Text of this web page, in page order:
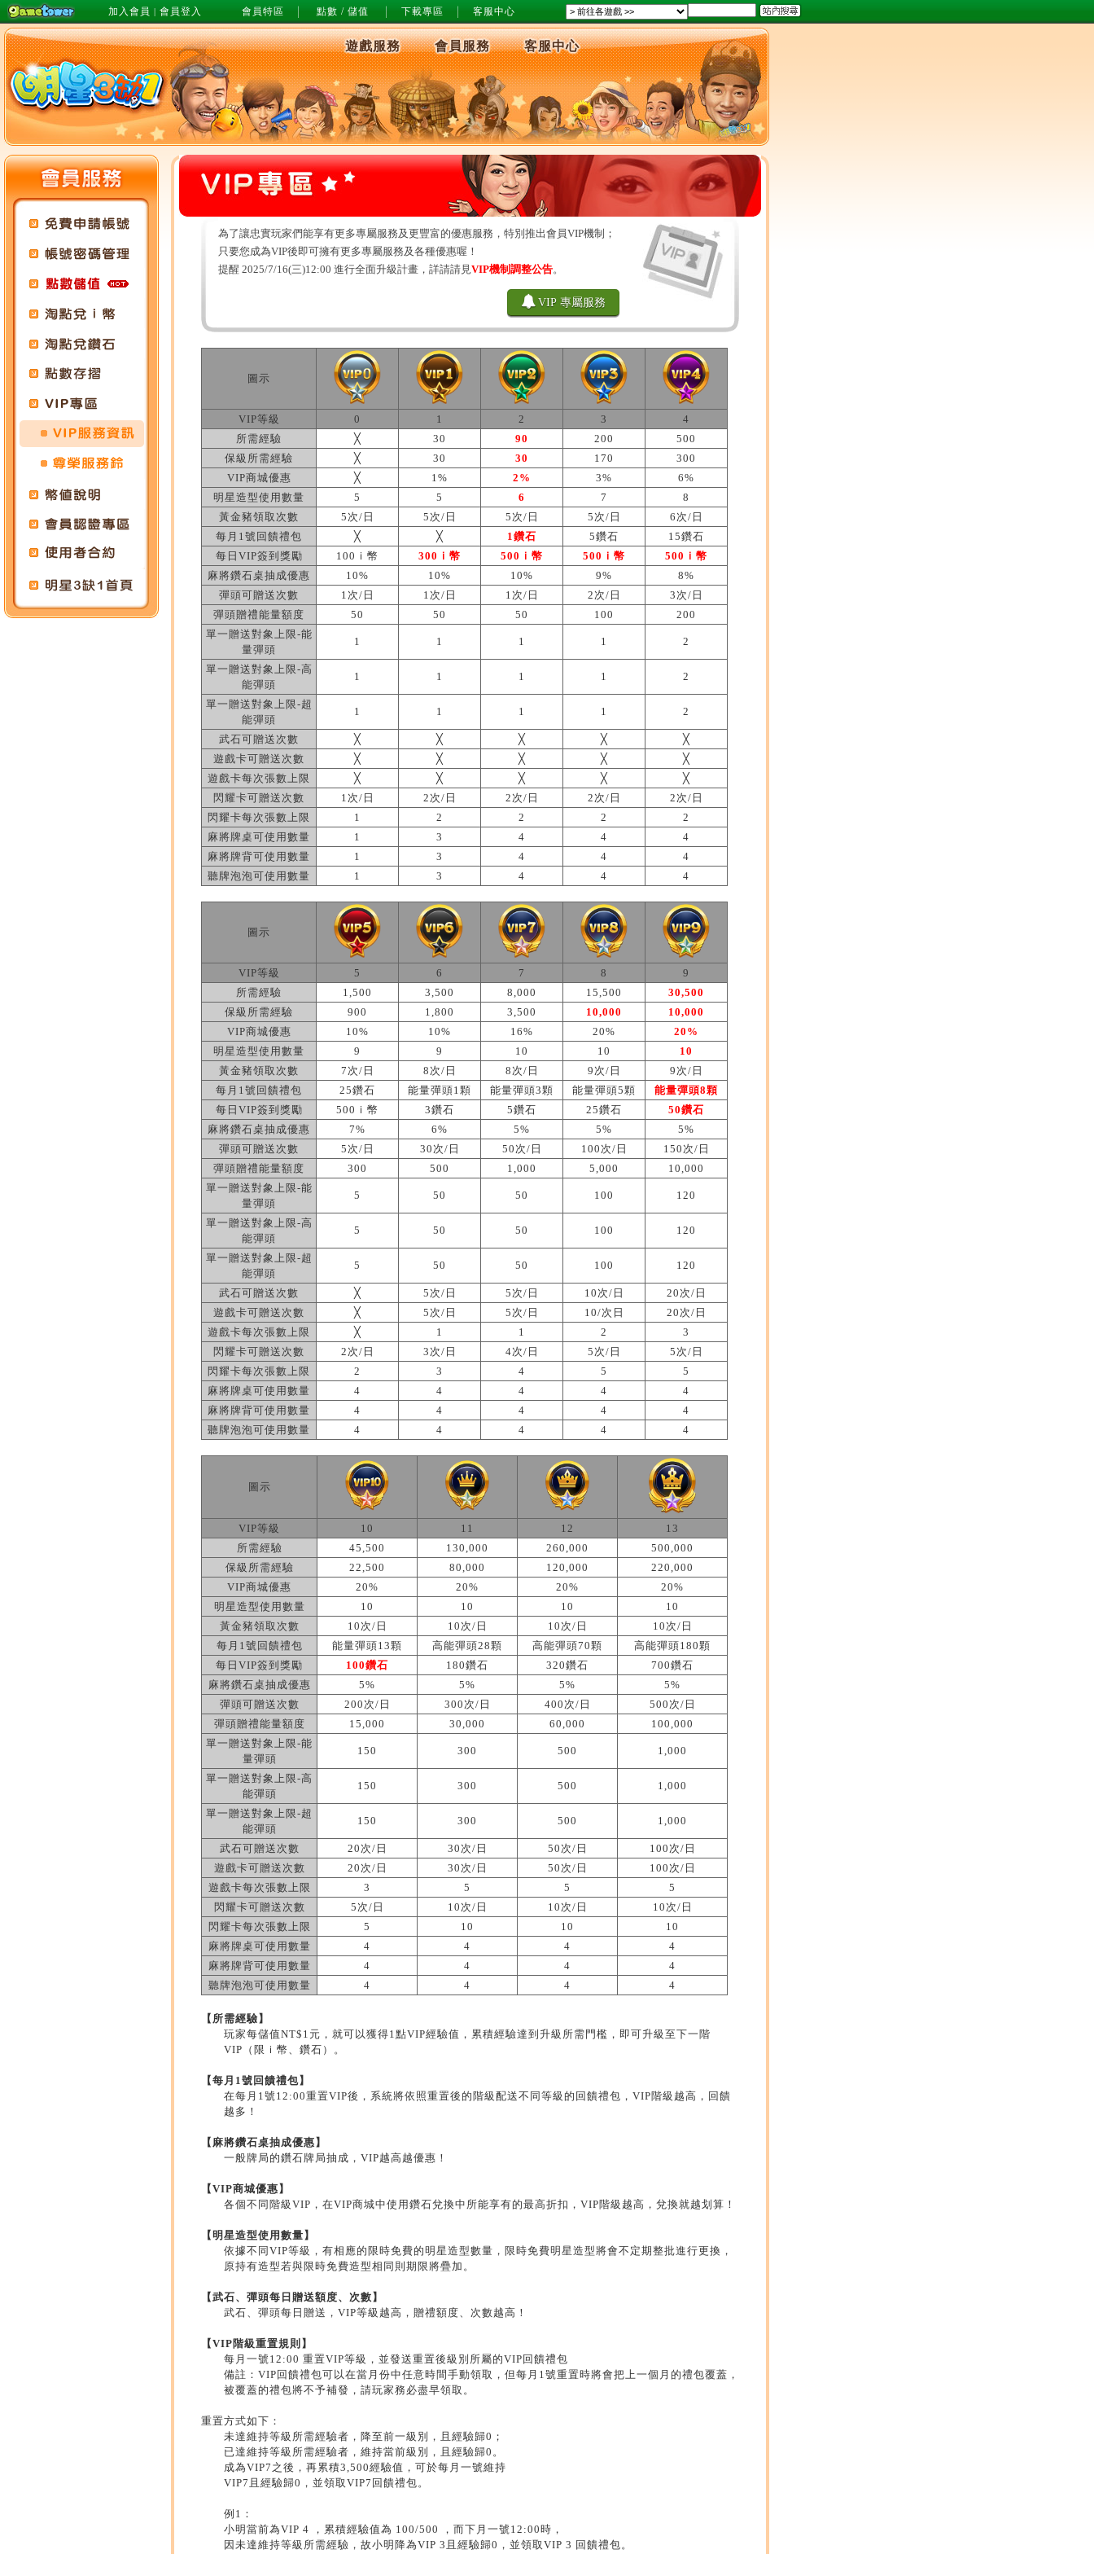
加入會員 | 會員登入 會員特區 點數 / 儲值 下載專區 客服中心
遊戲服務 會員服務 客服中心
為了讓忠實玩家們能享有更多專屬服務及更豐富的優惠服務，特別推出會員VIP機制；
只要您成為VIP後即可擁有更多專屬服務及各種優惠喔！
提醒 2025/7/16(三)12:00 進行全面升級計畫，詳請請見VIP機制調整公告。
VIP 專屬服務
圖示
VIP等級 0 1 2 3
4
所需經驗
╳ 30 90 200
500
保級所需經驗
╳ 30 30 170
300
VIP商城優惠
╳ 1% 2% 3%
6%
明星造型使用數量
5 5 6 7
8
黃金豬領取次數
5次/日 5次/日 5次/日 5次/日
6次/日
每月1號回饋禮包
╳ ╳ 1鑽石 5鑽石
15鑽石
每日VIP簽到獎勵
100ｉ幣 300ｉ幣 500ｉ幣 500ｉ幣
500ｉ幣
麻將鑽石桌抽成優惠
10% 10% 10% 9%
8%
彈頭可贈送次數
1次/日 1次/日 1次/日 2次/日
3次/日
彈頭贈禮能量額度
50 50 50 100
200
單一贈送對象上限-能
量彈頭
1 1 1 1 2
單一贈送對象上限-高
能彈頭
1 1 1 1 2
單一贈送對象上限-超
能彈頭
1 1 1 1 2
武石可贈送次數 ╳ ╳ ╳ ╳
╳
遊戲卡可贈送次數
╳ ╳ ╳ ╳
╳
遊戲卡每次張數上限
╳ ╳ ╳ ╳
╳
閃耀卡可贈送次數
1次/日 2次/日 2次/日 2次/日
2次/日
閃耀卡每次張數上限
1 2 2 2
2
麻將牌桌可使用數量
1 3 4 4
4
麻將牌背可使用數量
1 3 4 4
4
聽牌泡泡可使用數量
1 3 4 4 4
圖示
VIP等級 5 6 7 8
9
所需經驗
1,500 3,500 8,000 15,500
30,500
保級所需經驗
900 1,800 3,500 10,000
10,000
VIP商城優惠
10% 10% 16% 20%
20%
明星造型使用數量
9 9 10 10
10
黃金豬領取次數
7次/日 8次/日 8次/日 9次/日
9次/日
每月1號回饋禮包
25鑽石 能量彈頭1顆 能量彈頭3顆 能量彈頭5顆
能量彈頭8顆
每日VIP簽到獎勵
500ｉ幣 3鑽石 5鑽石 25鑽石
50鑽石
麻將鑽石桌抽成優惠
7% 6% 5% 5%
5%
彈頭可贈送次數
5次/日 30次/日 50次/日 100次/日
150次/日
彈頭贈禮能量額度
300 500 1,000 5,000
10,000
單一贈送對象上限-能
量彈頭
5 50 50 100 120
單一贈送對象上限-高
能彈頭
5 50 50 100 120
單一贈送對象上限-超
能彈頭
5 50 50 100 120
武石可贈送次數 ╳ 5次/日 5次/日 10次/日
20次/日
遊戲卡可贈送次數
╳ 5次/日 5次/日 10/次日
20次/日
遊戲卡每次張數上限
╳ 1 1 2
3
閃耀卡可贈送次數
2次/日 3次/日 4次/日 5次/日
5次/日
閃耀卡每次張數上限
2 3 4 5
5
麻將牌桌可使用數量
4 4 4 4
4
麻將牌背可使用數量
4 4 4 4
4
聽牌泡泡可使用數量
4 4 4 4 4
圖示
VIP等級 10 11 12
13
所需經驗
45,500 130,000 260,000
500,000
保級所需經驗
22,500 80,000 120,000
220,000
VIP商城優惠
20% 20% 20%
20%
明星造型使用數量
10 10 10
10
黃金豬領取次數
10次/日 10次/日 10次/日
10次/日
每月1號回饋禮包
能量彈頭13顆 高能彈頭28顆 高能彈頭70顆
高能彈頭180顆
每日VIP簽到獎勵
100鑽石 180鑽石 320鑽石
700鑽石
麻將鑽石桌抽成優惠
5% 5% 5%
5%
彈頭可贈送次數
200次/日 300次/日 400次/日
500次/日
彈頭贈禮能量額度
15,000 30,000 60,000
100,000
單一贈送對象上限-能
量彈頭
150 300 500 1,000
單一贈送對象上限-高
能彈頭
150 300 500 1,000
單一贈送對象上限-超
能彈頭
150 300 500 1,000
武石可贈送次數 20次/日 30次/日 50次/日
100次/日
遊戲卡可贈送次數
20次/日 30次/日 50次/日
100次/日
遊戲卡每次張數上限
3 5 5
5
閃耀卡可贈送次數
5次/日 10次/日 10次/日
10次/日
閃耀卡每次張數上限
5 10 10
10
麻將牌桌可使用數量
4 4 4
4
麻將牌背可使用數量
4 4 4
4
聽牌泡泡可使用數量
4 4 4 4
【所需經驗】
玩家每儲值NT$1元，就可以獲得1點VIP經驗值，累積經驗達到升級所需門檻，即可升級至下一階
VIP（限ｉ幣、鑽石）。
【每月1號回饋禮包】
在每月1號12:00重置VIP後，系統將依照重置後的階級配送不同等級的回饋禮包，VIP階級越高，回饋
越多！
【麻將鑽石桌抽成優惠】
一般牌局的鑽石牌局抽成，VIP越高越優惠！
【VIP商城優惠】
各個不同階級VIP，在VIP商城中使用鑽石兌換中所能享有的最高折扣，VIP階級越高，兌換就越划算！
【明星造型使用數量】
依據不同VIP等級，有相應的限時免費的明星造型數量，限時免費明星造型將會不定期整批進行更換，
原持有造型若與限時免費造型相同則期限將疊加。
【武石、彈頭每日贈送額度、次數】
武石、彈頭每日贈送，VIP等級越高，贈禮額度、次數越高！
【VIP階級重置規則】
每月一號12:00 重置VIP等級，並發送重置後級別所屬的VIP回饋禮包
備註：VIP回饋禮包可以在當月份中任意時間手動領取，但每月1號重置時將會把上一個月的禮包覆蓋，
被覆蓋的禮包將不予補發，請玩家務必盡早領取。
重置方式如下：
未達維持等級所需經驗者，降至前一級別，且經驗歸0；
已達維持等級所需經驗者，維持當前級別，且經驗歸0。
成為VIP7之後，再累積3,500經驗值，可於每月一號維持
VIP7且經驗歸0，並領取VIP7回饋禮包。
例1：
小明當前為VIP 4 ，累積經驗值為 100/500 ，而下月一號12:00時，
因未達維持等級所需經驗，故小明降為VIP 3且經驗歸0，並領取VIP 3 回饋禮包。